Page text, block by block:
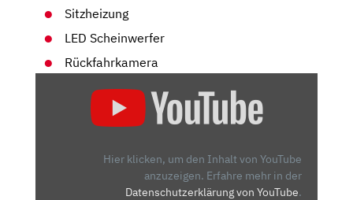
Sitzheizung
LED Scheinwerfer
Rückfahrkamera
AIRCROSS
Hier klicken, um den Inhalt von YouTube
anzuzeigen. Erfahre mehr in der
Datenschutzerklärung von YouTube.